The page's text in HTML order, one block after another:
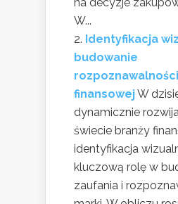
W...
Identyfikacja
budowanie
finansowejW
dynamicznie
świecie branży
identyfikacja
kluczową rolę w
zaufania i